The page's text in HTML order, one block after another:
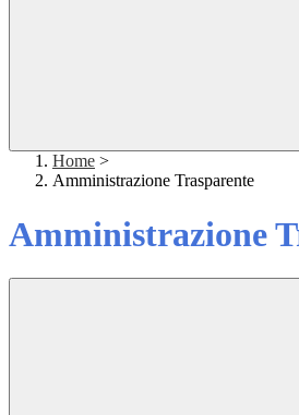
Home >
Amministrazione Trasparente
Amministrazione